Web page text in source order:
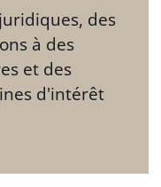
des
à des
et des
d'intérêt